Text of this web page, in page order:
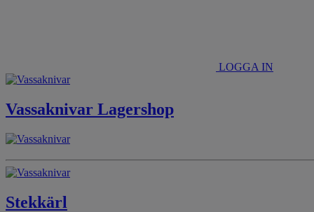
LOGGA IN
Vassaknivar Lagershop
Stekkärl